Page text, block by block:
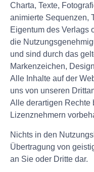
Charta, Texte,
animierte Sequenzen,
Eigentum des Verlags
die
und sind durch das
Markenzeichen,
Alle Inhalte auf der
uns von unseren
Alle derartigen Rechte
Lizenznehmern
Nichts in den
Übertragung von
an Sie oder Dritte dar.